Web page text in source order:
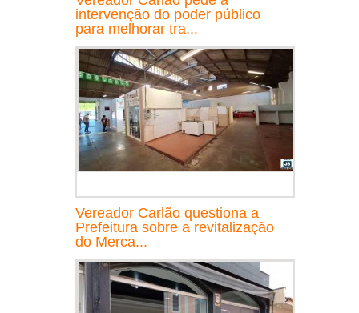
intervenção do poder público
para melhorar tra...
Vereador Carlão questiona a
Prefeitura sobre a revitalização
do Merca...